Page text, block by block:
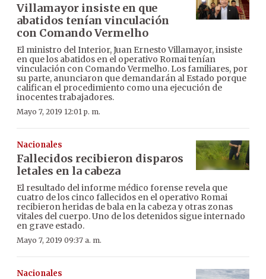
Villamayor insiste en que
abatidos tenían vinculación
con Comando Vermelho
El ministro del Interior, Juan Ernesto Villamayor, insiste
en que los abatidos en el operativo Romai tenían
vinculación con Comando Vermelho. Los familiares, por
su parte, anunciaron que demandarán al Estado porque
califican el procedimiento como una ejecución de
inocentes trabajadores.
Mayo 7, 2019 12:01 p. m.
Nacionales
Fallecidos recibieron disparos
letales en la cabeza
El resultado del informe médico forense revela que
cuatro de los cinco fallecidos en el operativo Romai
recibieron heridas de bala en la cabeza y otras zonas
vitales del cuerpo. Uno de los detenidos sigue internado
en grave estado.
Mayo 7, 2019 09:37 a. m.
Nacionales